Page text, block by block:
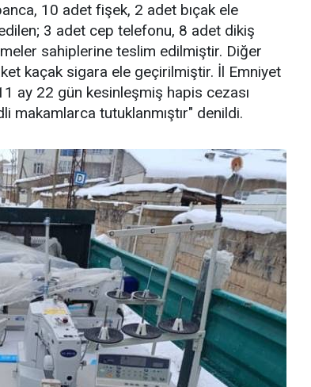
10 adet fişek, 2 adet bıçak ele
3 adet cep telefonu, 8 adet dikiş
sahiplerine teslim edilmiştir. Diğer
kaçak sigara ele geçirilmiştir. İl Emniyet
ay 22 gün kesinleşmiş hapis cezası
makamlarca tutuklanmıştır" denildi.